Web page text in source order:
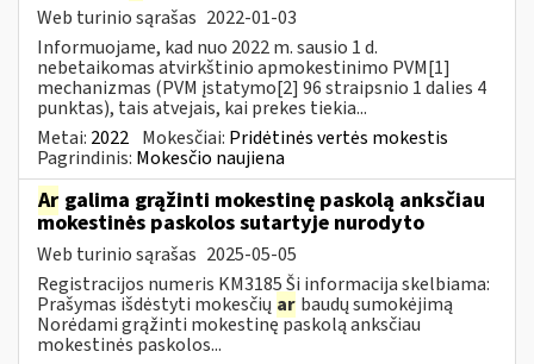
Web turinio sąrašas 2022-01-03
Informuojame, kad nuo 2022 m. sausio 1 d.
nebetaikomas atvirkštinio apmokestinimo PVM[1]
mechanizmas (PVM įstatymo[2] 96 straipsnio 1 dalies 4
punktas), tais atvejais, kai prekes tiekia...
Metai: 2022 Mokesčiai: Pridėtinės vertės mokestis
Pagrindinis: Mokesčio naujiena
Ar galima grąžinti mokestinę paskolą anksčiau
mokestinės paskolos sutartyje nurodyto
Web turinio sąrašas 2025-05-05
Registracijos numeris KM3185 Ši informacija skelbiama:
Prašymas išdėstyti mokesčių ar baudų sumokėjimą
Norėdami grąžinti mokestinę paskolą anksčiau
mokestinės paskolos...